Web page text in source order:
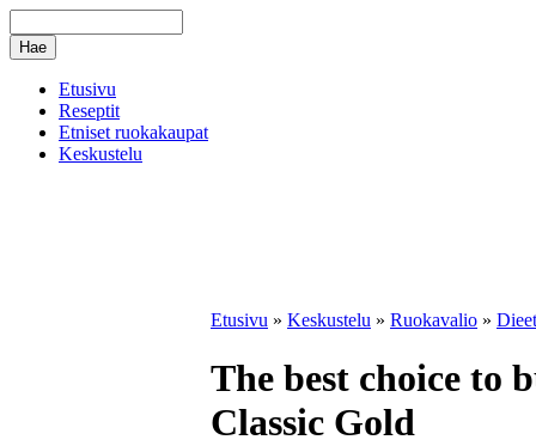
Etusivu
Reseptit
Etniset ruokakaupat
Keskustelu
Etusivu » Keskustelu » Ruokavalio »
The best choice to
Classic Gold